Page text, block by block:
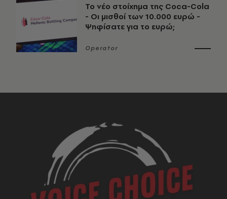
Το νέο στοίχημα της Coca-Cola
- Οι μισθοί των 10.000 ευρώ -
Ψηφίσατε για το ευρώ;
Operator